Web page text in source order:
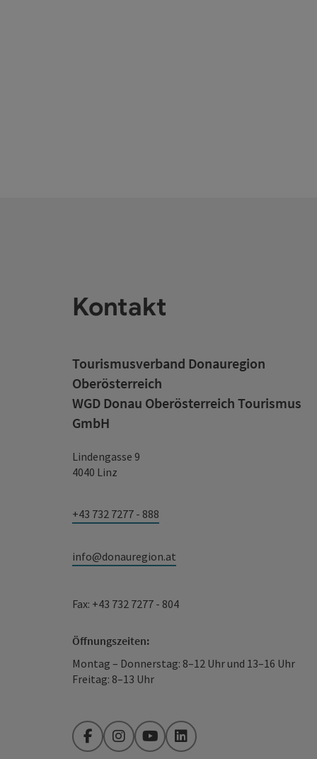
Kontakt
Tourismusverband Donauregion
Oberösterreich
WGD Donau Oberösterreich Tourismus
GmbH
Lindengasse 9
4040 Linz
+43 732 7277 - 888
info@donauregion.at
Fax: +43 732 7277 - 804
Öffnungszeiten:
Montag – Donnerstag: 8–12 Uhr und 13–16 Uhr
Freitag: 8–13 Uhr
FacebookInstagramYouTubeLinkedIn